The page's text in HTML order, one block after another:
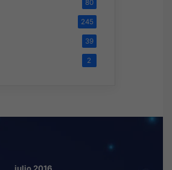
80
245
39
2